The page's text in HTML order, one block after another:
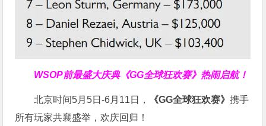
WSOP前最盛大庆典《GG全球狂欢赛》 热闹启航！
北京时间5月5日-6月11日， 《GG全球狂欢赛》携手
所有玩家共襄盛举，欢庆回归！